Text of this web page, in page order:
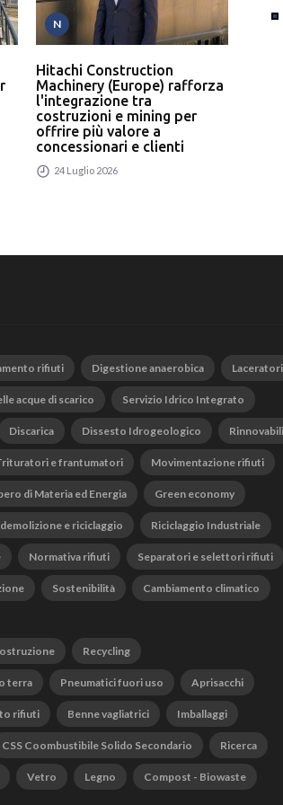
N
Hitachi Construction
Machinery (Europe) rafforza
l'integrazione tra
costruzioni e mining per
offrire più valore a
concessionari e clienti
24 Luglio 2026
T
rifiuti Digestione anaerobica Laceratori
acque di scarico Servizio Idrico Integrato
Discarica Dissesto Idrogeologico Rinnovabili
e frantumatori Movimentazione rifiuti
di Materia ed Energia Green economy
e riciclaggio Riciclaggio Industriale
Normativa rifiuti Separatori e selettori rifiuti
Sostenibilità Cambiamento climatico
Recycling
terra Pneumatici fuori uso Aprisacchi
rifiuti Benne vagliatrici Imballaggi
CSS Coombustibile Solido Secondario Ricerca
Vetro Legno Compost - Biowaste